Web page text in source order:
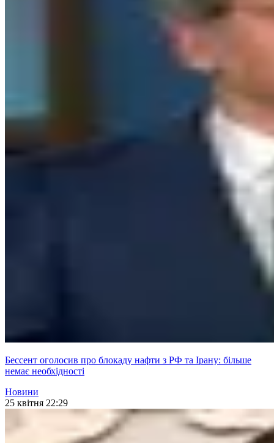
Бессент оголосив про блокаду нафти з РФ та Ірану: більше
немає необхідності
Новини
25 квітня 22:29